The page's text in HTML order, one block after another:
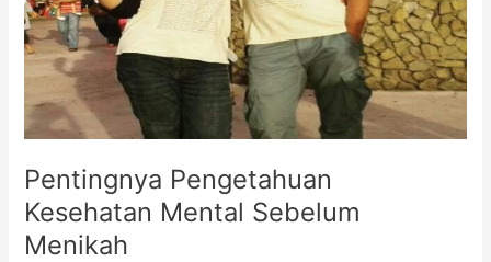
Pentingnya Pengetahuan
Kesehatan Mental Sebelum
Menikah